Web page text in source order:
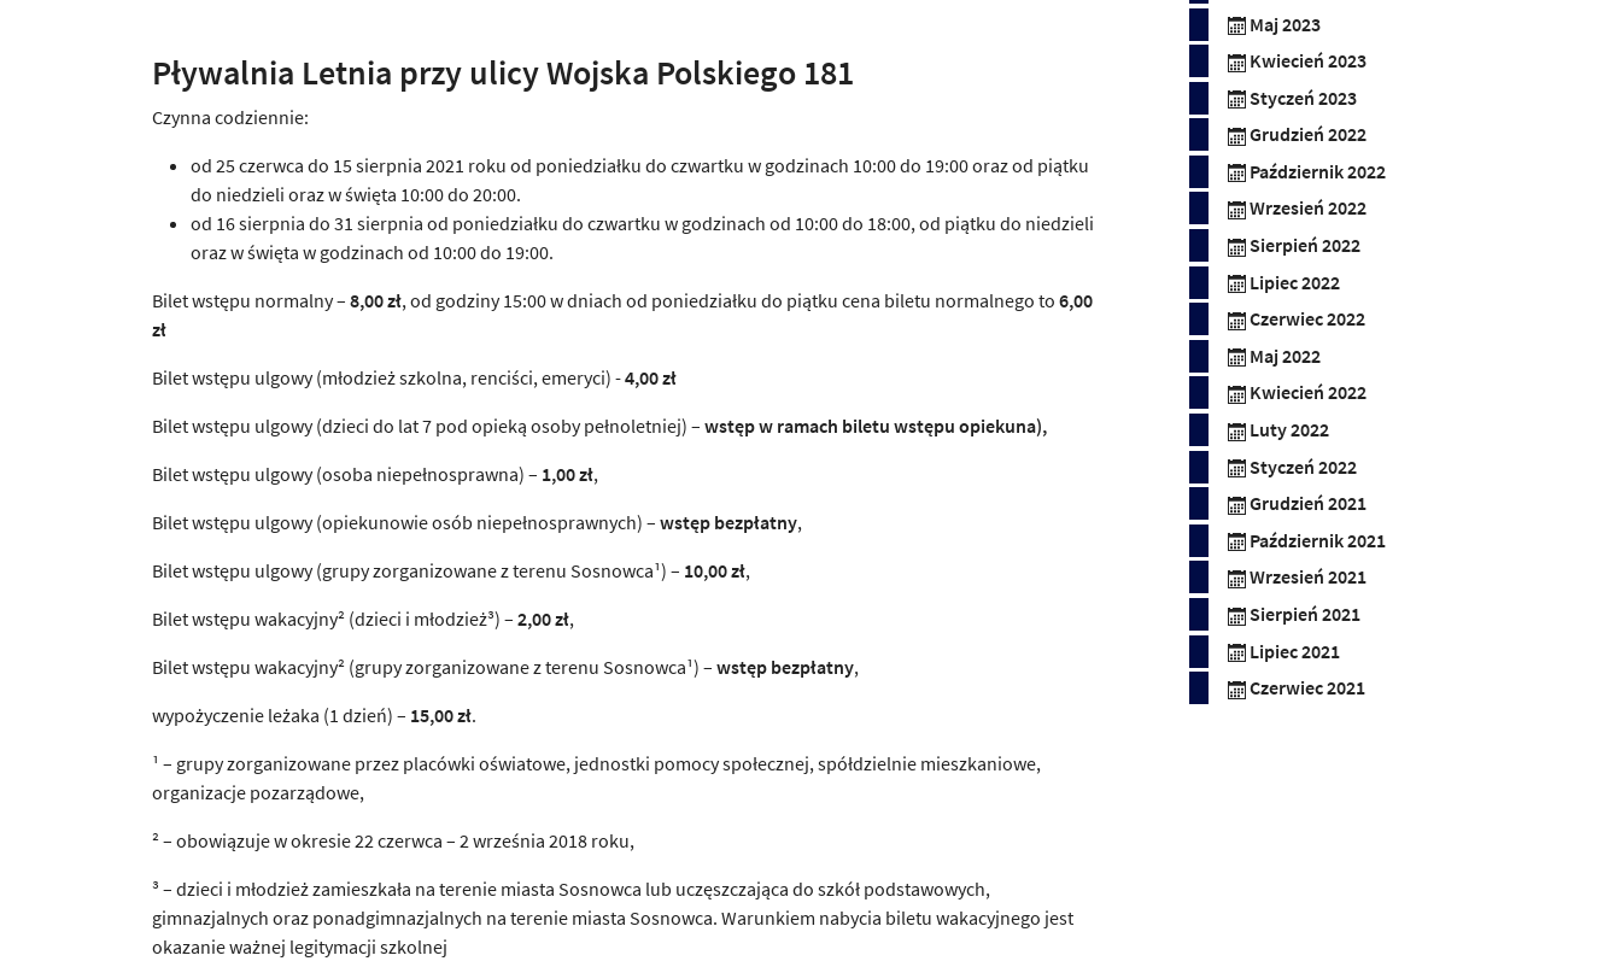
Pływalnia Letnia przy ulicy Wojska Polskiego 181
Czynna codziennie:
od 25 czerwca do 15 sierpnia 2021 roku od poniedziałku do czwartku w godzinach 10:00 do 19:00 oraz od piątku
do niedzieli oraz w święta 10:00 do 20:00.
od 16 sierpnia do 31 sierpnia od poniedziałku do czwartku w godzinach od 10:00 do 18:00, od piątku do niedzieli
oraz w święta w godzinach od 10:00 do 19:00.
Bilet wstępu normalny – 8,00 zł, od godziny 15:00 w dniach od poniedziałku do piątku cena biletu normalnego to 6,00
zł
Bilet wstępu ulgowy (młodzież szkolna, renciści, emeryci) -4,00 zł
Bilet wstępu ulgowy (dzieci do lat 7 pod opieką osoby pełnoletniej) – wstęp w ramach biletu wstępu opiekuna),
Bilet wstępu ulgowy (osoba niepełnosprawna) – 1,00 zł,
Bilet wstępu ulgowy (opiekunowie osób niepełnosprawnych) – wstęp bezpłatny,
Bilet wstępu ulgowy (grupy zorganizowane z terenu Sosnowca¹) – 10,00 zł,
Bilet wstępu wakacyjny² (dzieci i młodzież³) – 2,00 zł,
Bilet wstępu wakacyjny² (grupy zorganizowane z terenu Sosnowca¹) – wstęp bezpłatny,
wypożyczenie leżaka (1 dzień) – 15,00 zł.
¹ – grupy zorganizowane przez placówki oświatowe, jednostki pomocy społecznej, spółdzielnie mieszkaniowe,
organizacje pozarządowe,
² – obowiązuje w okresie 22 czerwca – 2 września 2018 roku,
³ – dzieci i młodzież zamieszkała na terenie miasta Sosnowca lub uczęszczająca do szkół podstawowych,
gimnazjalnych oraz ponadgimnazjalnych na terenie miasta Sosnowca. Warunkiem nabycia biletu wakacyjnego jest
okazanie ważnej legitymacji szkolnej
Maj 2023
Kwiecień 2023
Styczeń 2023
Grudzień 2022
Październik 2022
Wrzesień 2022
Sierpień 2022
Lipiec 2022
Czerwiec 2022
Maj 2022
Kwiecień 2022
Luty 2022
Styczeń 2022
Grudzień 2021
Październik 2021
Wrzesień 2021
Sierpień 2021
Lipiec 2021
Czerwiec 2021